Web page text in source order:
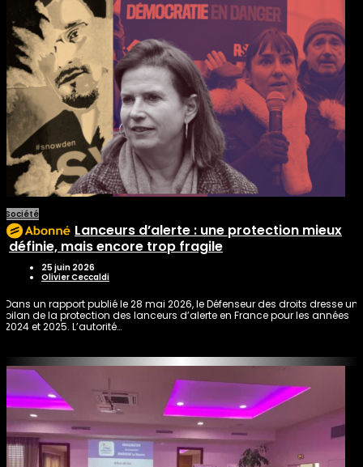
Société
Lanceurs d’alerte : une protection mieux
définie, mais encore trop fragile
25 juin 2026
Olivier Ceccaldi
Dans un rapport publié le 28 mai 2026, le Défenseur des droits dresse un
bilan de la protection des lanceurs d’alerte en France pour les années
2024 et 2025. L’autorité…